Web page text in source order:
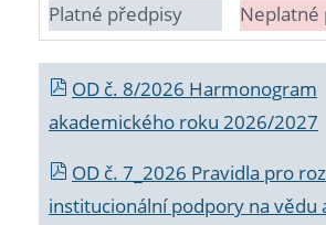
Platné předpisy Neplatné
OD č. 8/2026 Harmonogram
akademického roku 2026/2027
OD č. 7_2026 Pravidla pro
institucionální podpory na vědu